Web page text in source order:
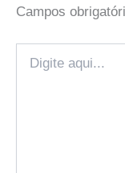
Campos
aqui...